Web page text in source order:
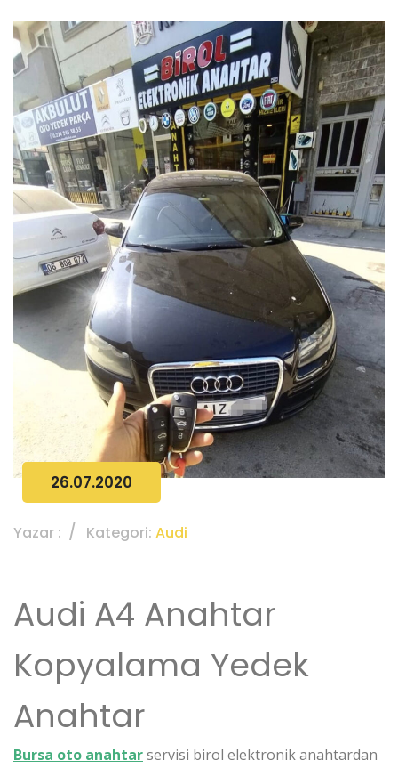
26.07.2020
Yazar : Kategori: Audi
Audi A4 Anahtar
Kopyalama Yedek
Anahtar
Bursa oto anahtarservisi birol elektronik anahtardan